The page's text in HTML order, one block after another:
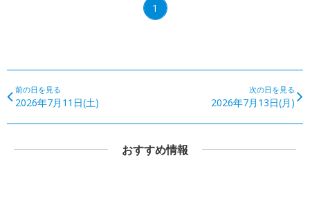
1
前の日を見る
2026年7月11日(土)
次の日を見る
2026年7月13日(月)
おすすめ情報